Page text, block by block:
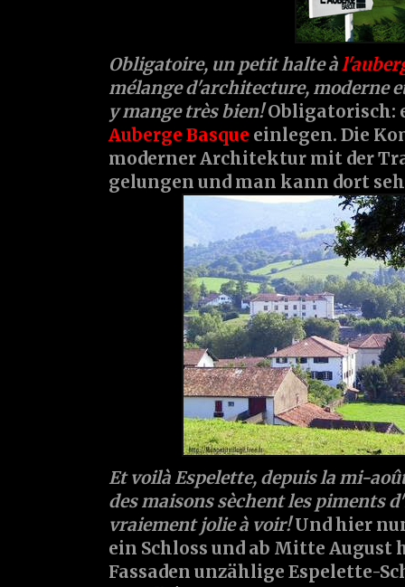
Obligatoire, un petit halte à
mélange d'architecture, moderne
y mange très bien!Obligatorisch:
Auberge Basque einlegen. Die
moderner Architektur mit der
gelungen und man kann dort
Et voilà Espelette, depuis la mi-
des maisons sèchent les piments
vraiement jolie à voir!Und hier
ein Schloss und ab Mitte August
Fassaden unzählige Espelette-